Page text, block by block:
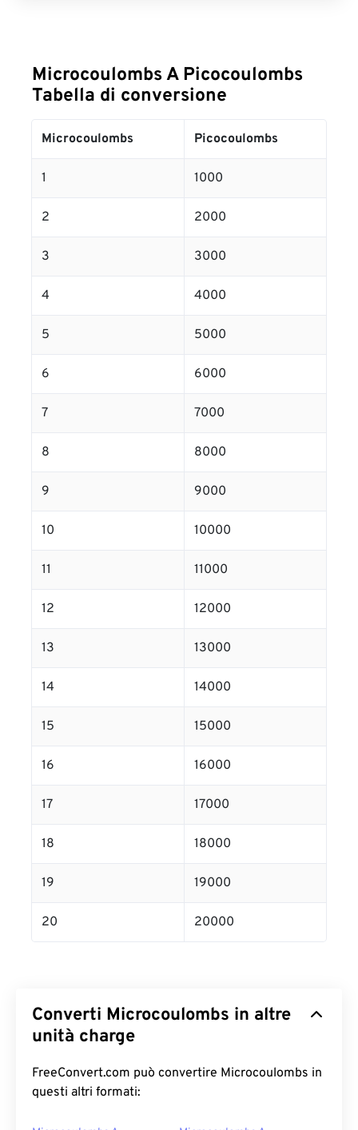
Microcoulombs A Picocoulombs
Tabella di conversione
Microcoulombs Picocoulombs
1 1000
2 2000
3 3000
4 4000
5 5000
6 6000
7 7000
8 8000
9 9000
10 10000
11 11000
12 12000
13 13000
14 14000
15 15000
16 16000
17 17000
18 18000
19 19000
20 20000
Converti Microcoulombs in altre
unità charge
FreeConvert.com può convertire Microcoulombs in
questi altri formati: